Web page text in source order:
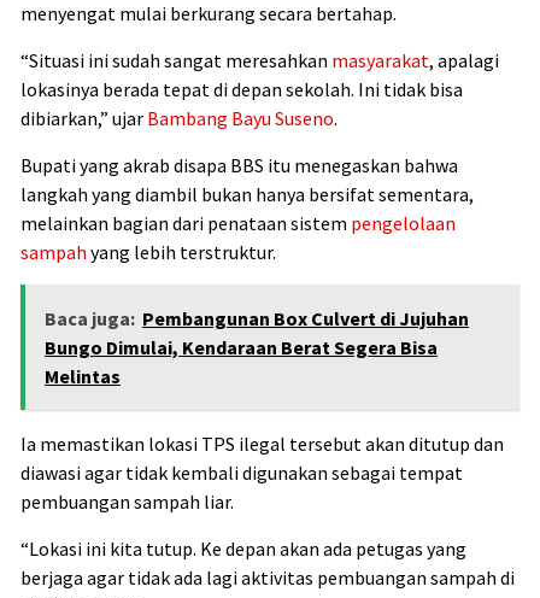
menyengat mulai berkurang secara bertahap.
“Situasi ini sudah sangat meresahkan masyarakat, apalagi
lokasinya berada tepat di depan sekolah. Ini tidak bisa
dibiarkan,” ujar Bambang Bayu Suseno.
Bupati yang akrab disapa BBS itu menegaskan bahwa
langkah yang diambil bukan hanya bersifat sementara,
melainkan bagian dari penataan sistem pengelolaan
sampah yang lebih terstruktur.
Baca juga: Pembangunan Box Culvert di Jujuhan
Bungo Dimulai, Kendaraan Berat Segera Bisa
Melintas
Ia memastikan lokasi TPS ilegal tersebut akan ditutup dan
diawasi agar tidak kembali digunakan sebagai tempat
pembuangan sampah liar.
“Lokasi ini kita tutup. Ke depan akan ada petugas yang
berjaga agar tidak ada lagi aktivitas pembuangan sampah di